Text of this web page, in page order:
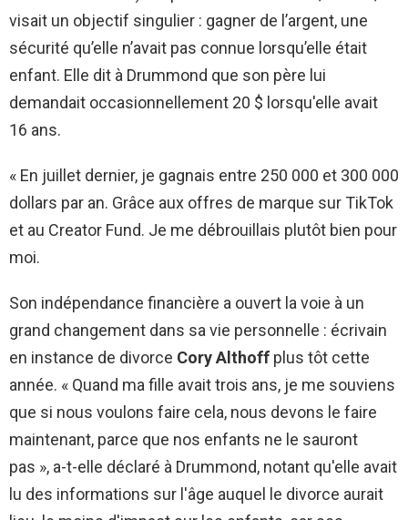
visait un objectif singulier : gagner de l’argent, une
sécurité qu’elle n’avait pas connue lorsqu’elle était
enfant. Elle dit à Drummond que son père lui
demandait occasionnellement 20 $ lorsqu'elle avait
16 ans.
« En juillet dernier, je gagnais entre 250 000 et 300 000
dollars par an. Grâce aux offres de marque sur TikTok
et au Creator Fund. Je me débrouillais plutôt bien pour
moi.
Son indépendance financière a ouvert la voie à un
grand changement dans sa vie personnelle : écrivain
en instance de divorce Cory Althoff plus tôt cette
année. « Quand ma fille avait trois ans, je me souviens
que si nous voulons faire cela, nous devons le faire
maintenant, parce que nos enfants ne le sauront
pas », a-t-elle déclaré à Drummond, notant qu'elle avait
lu des informations sur l'âge auquel le divorce aurait